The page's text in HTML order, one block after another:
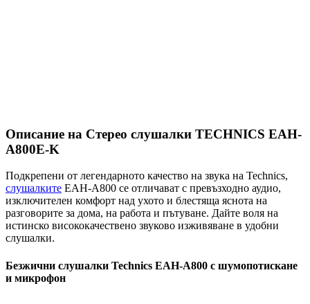
Описание на Стерео слушалки TECHNICS EAH-
A800E-K
Подкрепени от легендарното качество на звука на Technics,
слушалките EAH-A800 се отличават с превъзходно аудио,
изключителен комфорт над ухото и блестяща яснота на
разговорите за дома, на работа и пътуване. Дайте воля на
истинско висококачествено звуково изживяване в удобни
слушалки.
Безжични слушалки Technics EAH-A800 с шумопотискане
и микрофон